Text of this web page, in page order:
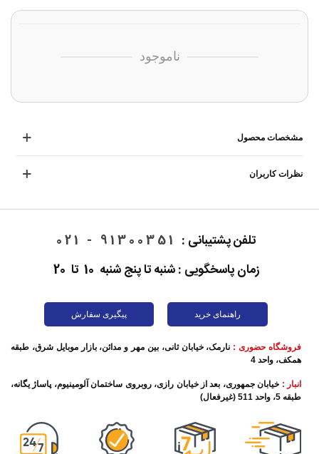
ناموجود
مشخصات محصول
نظرات کاربران
تلفن پشتیبانی : 91300351 - 021
زمان پاسخگویی : شنبه تا پنج شنبه 10 تا 20
راهنمای خرید پیگیری سفارش
فروشگاه حضوری : نارمک، خیابان ثانی، بین مهر و مدائن، بازار موبایل شرق، طبقه
همکف، واحد 4
انبار : خیابان جمهوری، بعد از خیابان رازی، روبروی ساختمان آلومینیوم، پاساژ یگانه،
طبقه 5، واحد 511 (غیرفعال)